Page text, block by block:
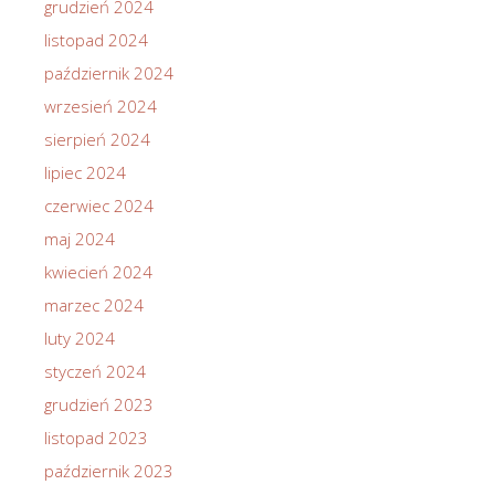
grudzień 2024
listopad 2024
październik 2024
wrzesień 2024
sierpień 2024
lipiec 2024
czerwiec 2024
maj 2024
kwiecień 2024
marzec 2024
luty 2024
styczeń 2024
grudzień 2023
listopad 2023
październik 2023